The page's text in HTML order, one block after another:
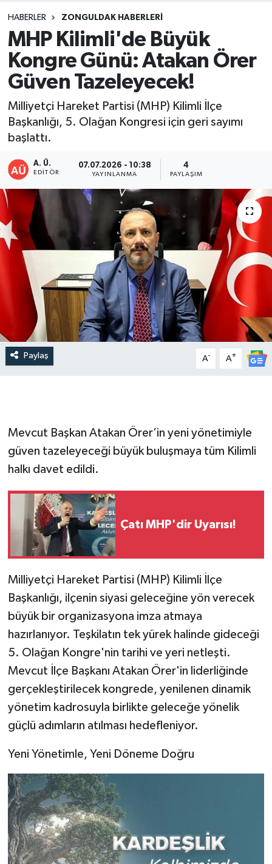
HABERLER ZONGULDAK HABERLERI
MHP Kilimli'de Büyük
Kongre Günü: Atakan Örer
Güven Tazeleyecek!
Milliyetçi Hareket Partisi (MHP) Kilimli İlçe
Başkanlığı, 5. Olağan Kongresi için geri sayımı
başlattı.
A. Ü.
EDITÖR
07.07.2026 - 10:38
YAYINLANMA
4
PAYLAŞIM
Paylaş A- A+
Mevcut Başkan Atakan Örer’in yeni yönetimiyle
güven tazeleyeceği büyük buluşmaya tüm Kilimli
halkı davet edildi.
Çatı MHP'dir Uyarısı!
​Milliyetçi Hareket Partisi (MHP) Kilimli İlçe
Başkanlığı, ilçenin siyasi geleceğine yön verecek
büyük bir organizasyona imza atmaya
hazırlanıyor. Teşkilatın tek yürek halinde gideceği
5. Olağan Kongre'nin tarihi ve yeri netleşti.
Mevcut İlçe Başkanı Atakan Örer'in liderliğinde
gerçekleştirilecek kongrede, yenilenen dinamik
yönetim kadrosuyla birlikte geleceğe yönelik
güçlü adımların atılması hedefleniyor.
​Yeni Yönetimle, Yeni Döneme Doğru
DEVREK
EREĞLİ
GÖKÇEBEY
KASTAMONU